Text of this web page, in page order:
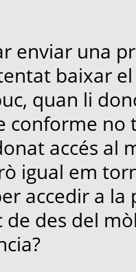
enviar una
baixar
quan li
conforme no
accés al
igual em
accedir a la
des del